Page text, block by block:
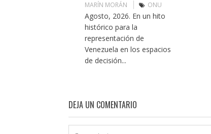
MARÍN MORÁN
ONU
Agosto, 2026. En un hito
histórico para la
representación de
Venezuela en los espacios
de decisión...
DEJA UN COMENTARIO